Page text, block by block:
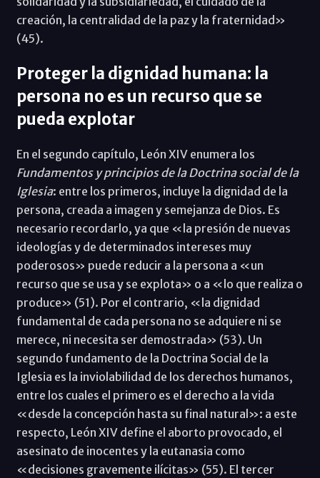
creación, la centralidad de la paz y la fraternidad»
(45).
Proteger la dignidad humana: la
persona no es un recurso que se
pueda explotar
En el segundo capítulo, León XIV enumera los
Fundamentos y principios de la Doctrina social de la
Iglesia: entre los primeros, incluye la dignidad de la
persona, creada a imagen y semejanza de Dios. Es
necesario recordarlo, ya que «la presión de nuevas
ideologías y de determinados intereses muy
poderosos» puede reducir a la persona a «un
recurso que se usa y se explota» o a «lo que realiza o
produce» (51). Por el contrario, «la dignidad
fundamental de cada persona no se adquiere ni se
merece, ni necesita ser demostrada» (53). Un
segundo fundamento de la Doctrina Social de la
Iglesia es la inviolabilidad de los derechos humanos,
entre los cuales el primero es el derecho a la vida
«desde la concepción hasta su final natural»: a este
respecto, León XIV define el aborto provocado, el
asesinato de inocentes y la eutanasia como
«decisiones gravemente ilícitas» (55). El tercer